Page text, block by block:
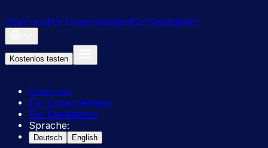
Über unsFür UnternehmenFür Kandidaten
Kostenlos testen
Über uns
Für Unternehmen
Für Kandidaten
Sprache:
Deutsch English